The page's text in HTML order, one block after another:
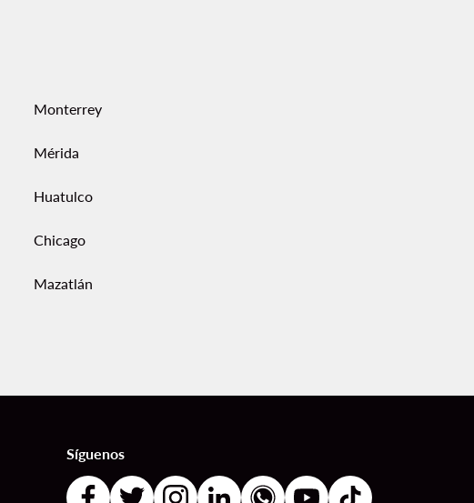
Monterrey
Mérida
Huatulco
Chicago
Mazatlán
Síguenos